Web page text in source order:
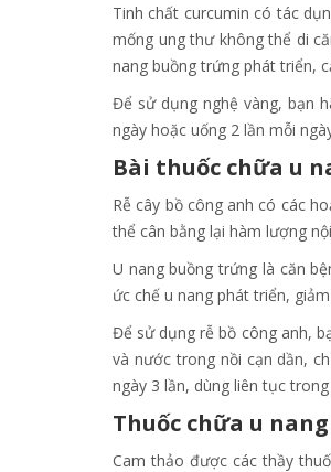
Tinh chất curcumin có tác
mống ung thư không thể di
nang buồng trứng phát triển,
Để sử dụng nghệ vàng, bạn
ngày hoặc uống 2 lần mỗi
Bài thuốc chữa u
Rễ cây bồ công anh có các
thể cân bằng lại hàm lượng
U nang buồng trứng là căn
ức chế u nang phát triển,
Để sử dụng rễ bồ công anh,
và nước trong nồi cạn dần,
ngày 3 lần, dùng liên tục
Thuốc chữa u
Cam thảo được các thầy